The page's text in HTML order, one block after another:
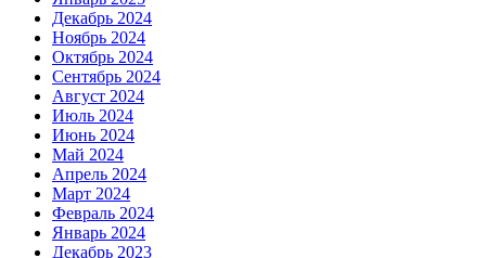
Декабрь 2024
Ноябрь 2024
Октябрь 2024
Сентябрь 2024
Август 2024
Июль 2024
Июнь 2024
Май 2024
Апрель 2024
Март 2024
Февраль 2024
Январь 2024
Декабрь 2023